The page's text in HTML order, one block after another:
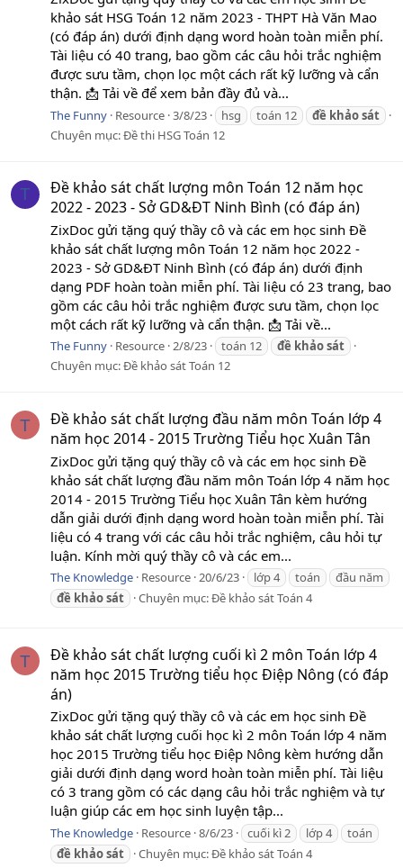
khảo sát HSG Toán 12 năm 2023 - THPT Hà Văn Mao
(có đáp án) dưới định dạng word hoàn toàn miễn phí.
Tài liệu có 40 trang, bao gồm các câu hỏi trắc nghiệm
được sưu tầm, chọn lọc một cách rất kỹ lưỡng và cẩn
thận. 📩 Tải về để xem bản đầy đủ và...
The Funny Resource 3/8/23 hsg toán 12 đề khảosát
Chuyên mục:Đề thi HSG Toán 12
T
Đề khảo sát chất lượng môn Toán 12 năm học
2022 - 2023 - Sở GD&ĐT Ninh Bình (có đáp án)
ZixDoc gửi tặng quý thầy cô và các em học sinh Đề
khảo sát chất lượng môn Toán 12 năm học 2022 -
2023 - Sở GD&ĐT Ninh Bình (có đáp án) dưới định
dạng PDF hoàn toàn miễn phí. Tài liệu có 23 trang, bao
gồm các câu hỏi trắc nghiệm được sưu tầm, chọn lọc
một cách rất kỹ lưỡng và cẩn thận. 📩 Tải về...
The Funny Resource 2/8/23 toán 12 đề khảosát
Chuyên mục:Đề khảo sát Toán 12
T
Đề khảo sát chất lượng đầu năm môn Toán lớp 4
năm học 2014 - 2015 Trường Tiểu học Xuân Tân
ZixDoc gửi tặng quý thầy cô và các em học sinh Đề
khảo sát chất lượng đầu năm môn Toán lớp 4 năm học
2014 - 2015 Trường Tiểu học Xuân Tân kèm hướng
dẫn giải dưới định dạng word hoàn toàn miễn phí. Tài
liệu có 4 trang với các câu hỏi trắc nghiệm, câu hỏi tự
luận. Kính mời quý thầy cô và các em...
The Knowledge Resource 20/6/23 lớp 4 toán
đầu năm
đề khảosát Chuyên mục:Đề khảo sát Toán 4
T
Đề khảo sát chất lượng cuối kì 2 môn Toán lớp 4
năm học 2015 Trường tiểu học Điệp Nông (có đáp
án)
ZixDoc gửi tặng quý thầy cô và các em học sinh Đề
khảo sát chất lượng cuối học kì 2 môn Toán lớp 4 năm
học 2015 Trường tiểu học Điệp Nông kèm hướng dẫn
giải dưới định dạng word hoàn toàn miễn phí. Tài liệu
có 3 trang gồm có các dạng câu hỏi trắc nghiệm và tự
luận giúp các em học sinh luyện tập...
The Knowledge Resource 8/6/23 cuối kì 2 lớp 4
toán
đề khảosát Chuyên mục:Đề khảo sát Toán 4